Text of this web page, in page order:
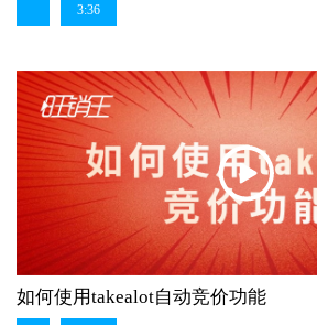
3:36
如何使用takealot自动竞价功能